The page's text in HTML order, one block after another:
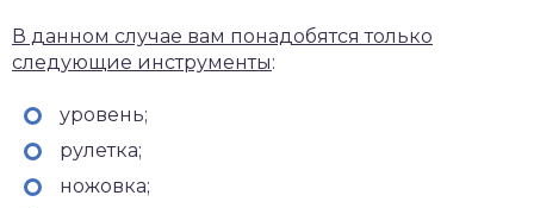
В данном случае вам понадобятся только
следующие инструменты:
уровень;
рулетка;
ножовка;